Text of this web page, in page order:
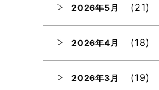
2026年5月 (21)
2026年4月 (18)
2026年3月 (19)